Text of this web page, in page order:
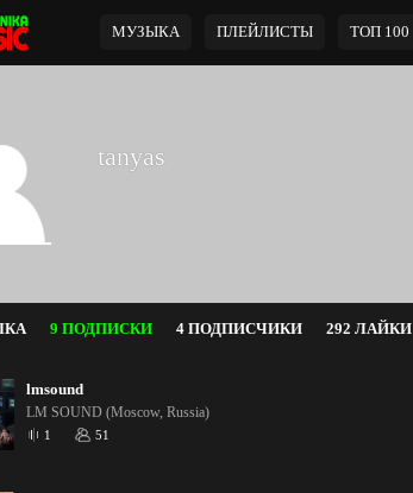
МУЗЫКА ПЛЕЙЛИСТЫ ТОП 100
tanyas
9 ПОДПИСКИ 4 ПОДПИСЧИКИ 292 ЛАЙКИ
lmsound
LM SOUND (Moscow, Russia)
1 51